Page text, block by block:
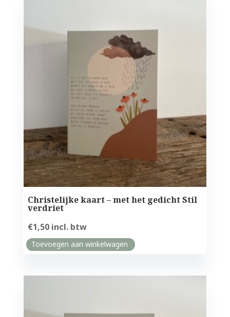
Christelijke kaart – met het gedicht Stil
verdriet
€1,50 incl. btw
Toevoegen aan winkelwagen